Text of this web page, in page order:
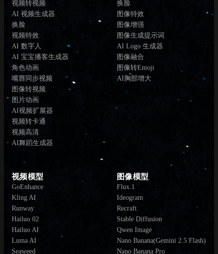
视频转视频
AI 视频生成器
换脸
视频特效
AI 数字人
AI 宝宝播客生成器
角色动画
嘴唇同步视频
图像转视频
图片动画
AI视频扩展器
视频转卡通
视频高清
AI舞蹈生成器
换脸
图像特效
图像增强
图像生成提示词
AI Logo 生成器
图像融合
图像转Emoji
AI胸部增大
视频模型
GoEnhance
Kling AI
Runway
Hailuo 02
Hailuo AI
Luma AI
Seaweed
图像模型
Flux.1
Ideogram
Recraft
Stable Diffusion
Qwen Image
Nano Banana(Gemini 2.5 Flash)
Nano Banana Pro